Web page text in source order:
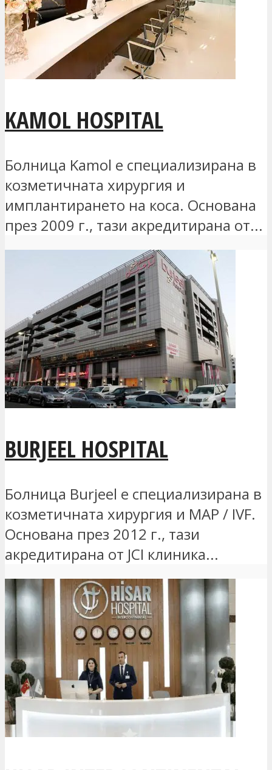
KAMOL HOSPITAL
Болница Kamol е специализирана в
козметичната хирургия и
имплантирането на коса. Основана
през 2009 г., тази акредитирана от...
BURJEEL HOSPITAL
Болница Burjeel е специализирана в
козметичната хирургия и MAP / IVF.
Основана през 2012 г., тази
акредитирана от JCI клиника...